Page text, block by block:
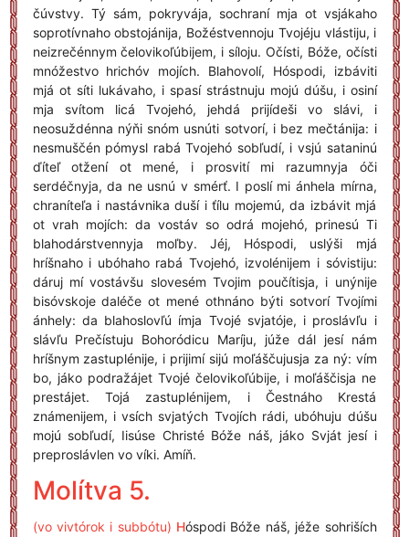
čúvstvy. Tý sám, pokryvája, sochraní mja ot vsjákaho
soprotívnaho obstojánija, Božéstvennoju Tvojéju vlástiju, i
neizrečénnym čelovikoľúbijem, i síloju. Očísti, Bóže, očísti
mnóžestvo hrichóv mojích. Blahovolí, Hóspodi, izbáviti
mjá ot síti lukávaho, i spasí strástnuju mojú dúšu, i osiní
mja svítom licá Tvojehó, jehdá prijídeši vo slávi, i
neosuždénna nýňi snóm usnúti sotvorí, i bez mečtánija: i
nesmuščén pómysl rabá Tvojehó sobľudí, i vsjú sataninú
ďíteľ otžení ot mené, i prosvití mi razumnyja óči
serdéčnyja, da ne usnú v smérť. I poslí mi ánhela mírna,
chraníteľa i nastávnika duší i ťílu mojemú, da izbávit mjá
ot vrah mojích: da vostáv so odrá mojehó, prinesú Ti
blahodárstvennyja moľby. Jéj, Hóspodi, uslýši mjá
hríšnaho i ubóhaho rabá Tvojehó, izvolénijem i sóvistiju:
dáruj mí vostávšu slovesém Tvojim poučítisja, i unýnije
bisóvskoje daléče ot mené othnáno býti sotvorí Tvojími
ánhely: da blahoslovľú ímja Tvojé svjatóje, i proslávľu i
slávľu Prečístuju Bohoródicu Maríju, júže dál jesí nám
hríšnym zastuplénije, i prijimí sijú moľáščujusja za ný: vím
bo, jáko podražájet Tvojé čelovikoľúbije, i moľáščisja ne
prestájet. Tojá zastuplénijem, i Čestnáho Krestá
známenijem, i vsích svjatých Tvojích rádi, ubóhuju dúšu
mojú sobľudí, Iisúse Christé Bóže náš, jáko Svját jesí i
preproslávlen vo víki. Amíň.
Molítva 5.
(vo vivtórok i subbótu) Hóspodi Bóže náš, jéže sohriších